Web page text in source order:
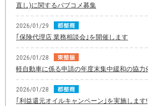
直し)に関するパブコメ募集
2026/01/29
｢保険代理店 業務相談会｣を開催します
2026/01/28
軽自動車に係る申請の年度末集中緩和の協力
2026/01/28
｢利益還元オイルキャンペーン｣を実施します!